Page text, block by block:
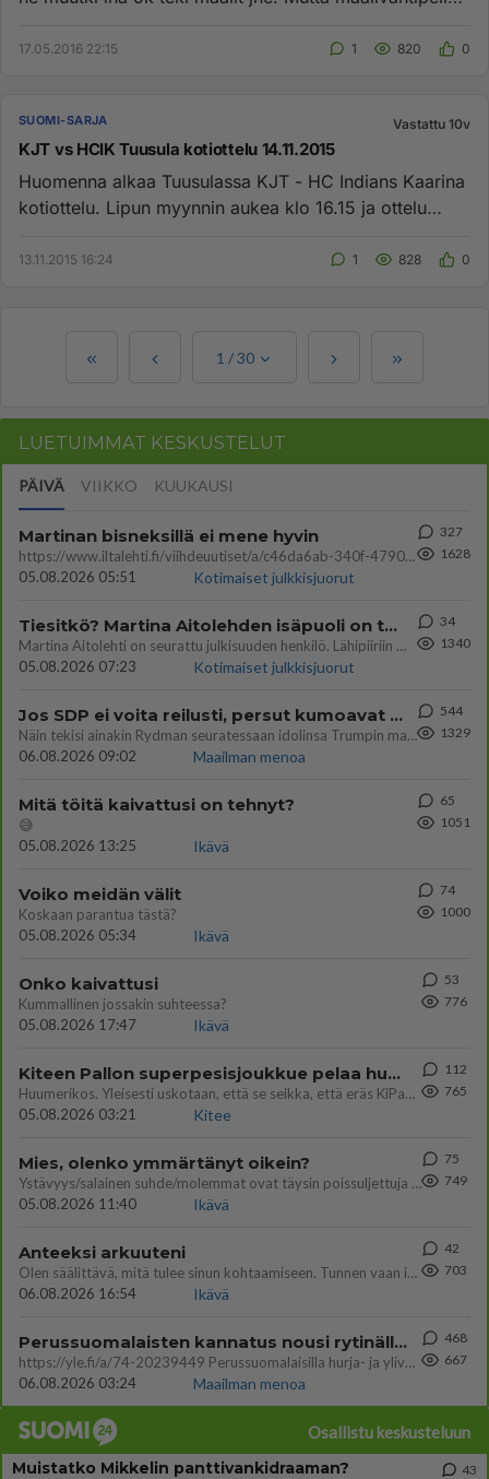
17.05.2016 22:15 1 820 0
SUOMI-SARJA Vastattu 10v
KJT vs HCIK Tuusula kotiottelu 14.11.2015
Huomenna alkaa Tuusulassa KJT - HC Indians Kaarina
kotiottelu. Lipun myynnin aukea klo 16.15 ja ottelu
13.11.2015 16:24 1 828 0
1 /30
LUETUIMMAT KESKUSTELUT
PÄIVÄ VIIKKO KUUKAUSI
Martinan bisneksillä ei mene hyvin
https://www.iltalehti.fi/viihdeuutiset/a/c46da6ab-340f-4790-aaa7-0865eed2336 Yrityksen konkurssihakemus on tullut kärä
05.08.2026 05:51
Kotimaiset julkkisjuorut
327
1628
Tiesitkö? Martina Aitolehden isäpuoli on tämä suosittu laulaja
Martina Aitolehti on seurattu julkisuuden henkilö. Lähipiiriin mahtuu muitakin tunnettuja henkilöitä. Tiesitkö, että Ma
05.08.2026 07:23
Kotimaiset julkkisjuorut
34
1340
Jos SDP ei voita reilusti, persut kumoavat demokratian Suomesta
Näin tekisi ainakin Rydman seuratessaan idolinsa Trumpin mallia https://www.is.fi/politiikka/art-2000012187244.html
06.08.2026 09:02
Maailman menoa
544
1329
Mitä töitä kaivattusi on tehnyt?
😅
05.08.2026 13:25
Ikävä
65
1051
Voiko meidän välit
Koskaan parantua tästä?
05.08.2026 05:34
Ikävä
74
1000
Onko kaivattusi
Kummallinen jossakin suhteessa?
05.08.2026 17:47
Ikävä
53
776
Kiteen Pallon superpesisjoukkue pelaa huumeiden vaikutuksen alaisena
Huumerikos. Yleisesti uskotaan, että se seikka, että eräs KiPan pelaaja kärähtää huumeista, on vain jäävuoren huippu. M
05.08.2026 03:21
Kitee
112
765
Mies, olenko ymmärtänyt oikein?
Ystävyys/salainen suhde/molemmat ovat täysin poissuljettuja asioita? Nainen
05.08.2026 11:40
Ikävä
75
749
Anteeksi arkuuteni
Olen säälittävä, mitä tulee sinun kohtaamiseen. Tunnen vaan itseni todella epävarmaksi sun kanssa. Jos minun olisi pitän
06.08.2026 16:54
Ikävä
42
703
Perussuomalaisten kannatus nousi rytinällä Ylen tänään julkaisemassa tuoreimmassa gallup-kyselyssä.
https://yle.fi/a/74-20239449 Perussuomalaisilla hurja- ja ylivoimaisesti suurin nousu tässä uudessa Ylen gallupissa. Kyl
06.08.2026 03:24
Maailman menoa
468
667
Osallistu keskusteluun
Muistatko Mikkelin panttivankidraaman?
43